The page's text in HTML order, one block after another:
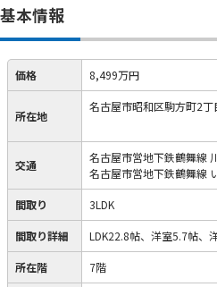
基本情報
価格 8,499万円
所在地
名古屋市昭和区駒方町2丁
交通
名古屋市営地下鉄鶴舞線
名古屋市営地下鉄鶴舞線
間取り 3LDK
間取り詳細 LDK22.8帖、洋室5.7帖、
所在階 7階